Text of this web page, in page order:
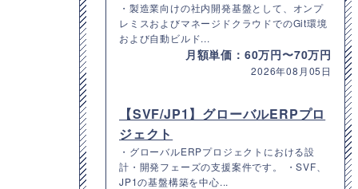
・製造業向けの社内開発基盤として、オンプ
レミスおよびマネージドクラウドでのGit環境
および自動ビルド...
月額単価：60万円〜70万円
2026年08月05日
【SVF/JP1】グローバルERPプロ
ジェクト
・グローバルERPプロジェクトにおける設
計・開発フェーズの支援案件です。 ・SVF、
JP1の基盤構築を中心...